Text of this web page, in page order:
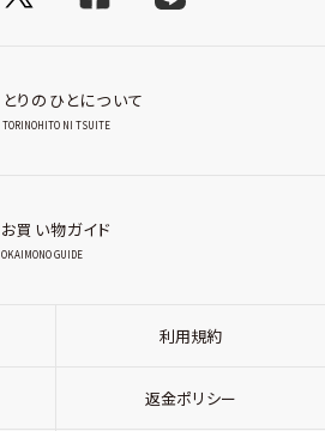
とりのひとについて
TORINOHITO NI TSUITE
お買い物ガイド
OKAIMONO GUIDE
利用規約
返金ポリシー